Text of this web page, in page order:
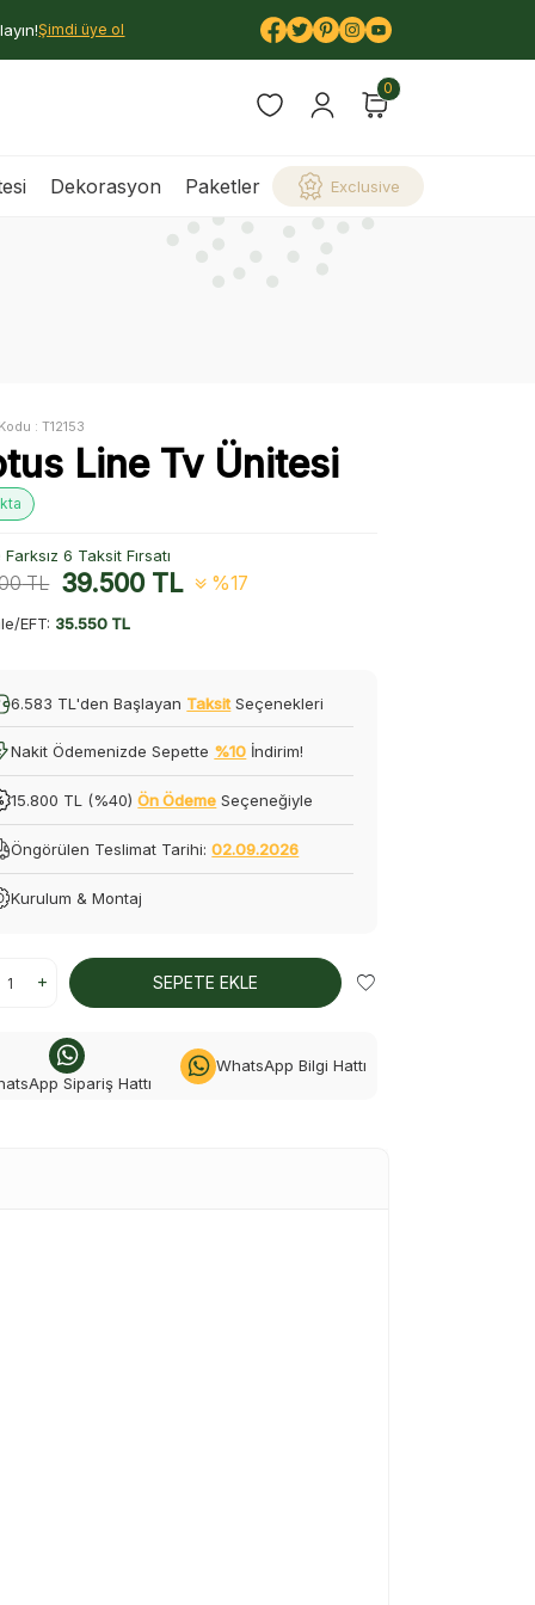
Şimdi üye ol
0
Dekorasyon Paketler Exclusive
:T12153
Line Tv Ünitesi
6 Taksit Fırsatı
TL 39.500TL %17
EFT: 35.550 TL
6.583 TL'den Başlayan Taksit Seçenekleri
Nakit Ödemenizde Sepette %10 İndirim!
15.800 TL (%40)Ön Ödeme Seçeneğiyle
Öngörülen Teslimat Tarihi:02.09.2026
Kurulum & Montaj
SEPETE EKLE
Sipariş Hattı
WhatsApp Bilgi Hattı